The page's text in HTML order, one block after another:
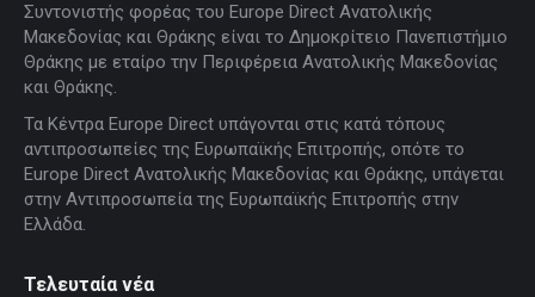
opens
in
new
window
opens
new
window
opens
in
new
window
opens
window
opens
window
Συντονιστής φορέας του Europe Direct Ανατολικής
Μακεδονίας και Θράκης είναι το Δημοκρίτειο Πανεπιστήμιο
Θράκης με εταίρο την Περιφέρεια Ανατολικής Μακεδονίας
και Θράκης.
Τα Κέντρα Europe Direct υπάγονται στις κατά τόπους
αντιπροσωπείες της Ευρωπαϊκής Επιτροπής, οπότε το
Europe Direct Ανατολικής Μακεδονίας και Θράκης, υπάγεται
στην Αντιπροσωπεία της Ευρωπαϊκής Επιτροπής στην
Ελλάδα.
Τελευταία νέα